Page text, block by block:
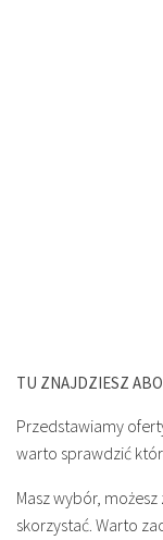
TU ZNAJDZIESZ
Przedstawiamy
warto sprawdzić
Masz wybór,
skorzystać. Warto